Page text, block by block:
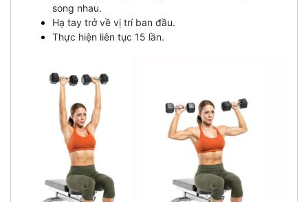
song nhau.
Hạ tay trở về vị trí ban đầu.
Thực hiện liên tục 15 lần.